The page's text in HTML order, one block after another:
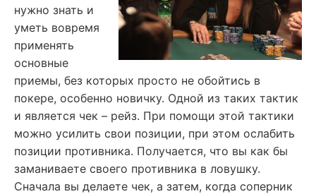
нужно знать и
уметь вовремя
применять
основные
приемы, без которых просто не обойтись в
покере, особенно новичку. Одной из таких тактик
и является чек – рейз. При помощи этой тактики
можно усилить свои позиции, при этом ослабить
позиции противника. Получается, что вы как бы
заманиваете своего противника в ловушку.
Сначала вы делаете чек, а затем, когда соперник